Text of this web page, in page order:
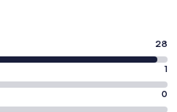
28
1
0